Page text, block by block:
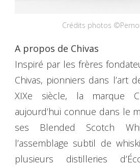
Crédits photos
A propos de Chivas
Inspiré par les frères
Chivas, pionniers dans l’art
XIXe siècle, la marque
aujourd’hui connue dans le
ses Blended Scotch
l’assemblage subtil de
plusieurs distilleries